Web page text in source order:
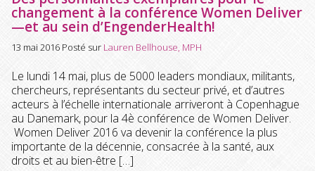
changement à la conférence Women Deliver
—et au sein d’EngenderHealth!
13 mai 2016 Posté sur Lauren Bellhouse, MPH
Le lundi 14 mai, plus de 5000 leaders mondiaux, militants,
chercheurs, représentants du secteur privé, et d’autres
acteurs à l’échelle internationale arriveront à Copenhague
au Danemark, pour la 4è conférence de Women Deliver.
Women Deliver 2016 va devenir la conférence la plus
importante de la décennie, consacrée à la santé, aux
droits et au bien-être […]